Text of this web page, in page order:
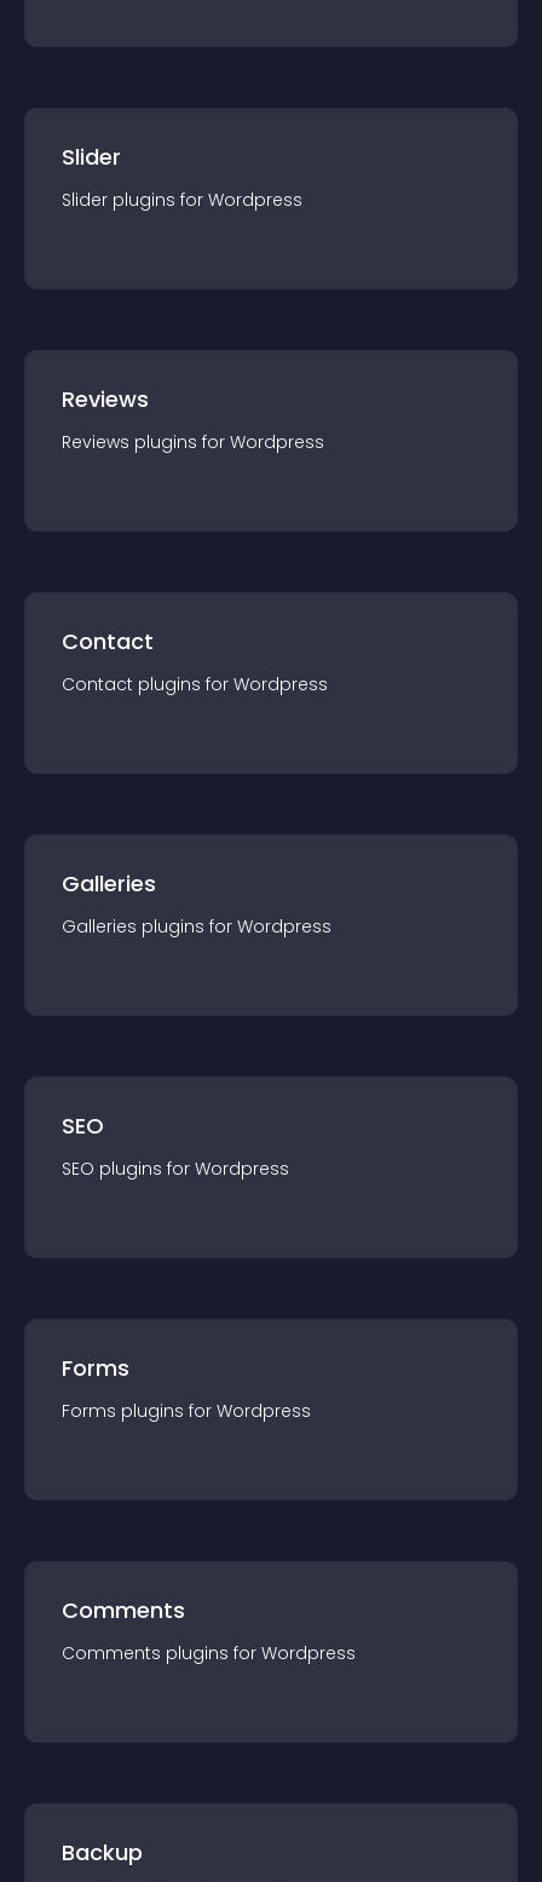
Slider
Slider plugins for Wordpress
Reviews
Reviews plugins for Wordpress
Contact
Contact plugins for Wordpress
Galleries
Galleries plugins for Wordpress
SEO
SEO plugins for Wordpress
Forms
Forms plugins for Wordpress
Comments
Comments plugins for Wordpress
Backup